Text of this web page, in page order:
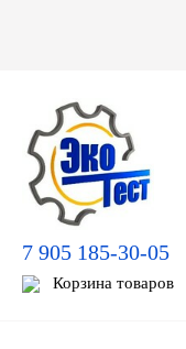
MANNOL
MOBIL
MOTUL
7 905 185-30-05
Корзина товаров